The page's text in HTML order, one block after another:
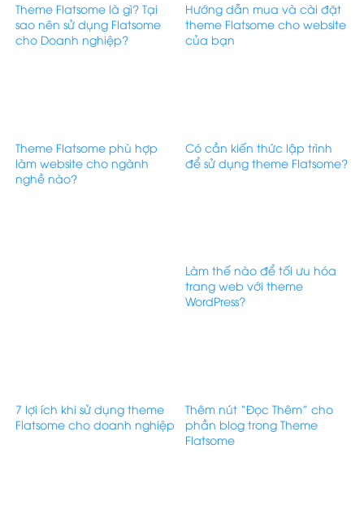
Theme Flatsome là gì? Tại
sao nên sử dụng Flatsome
cho Doanh nghiệp?
Hướng dẫn mua và cài đặt
theme Flatsome cho website
của bạn
Theme Flatsome phù hợp
làm website cho ngành
nghề nào?
Có cần kiến thức lập trình
để sử dụng theme Flatsome?
Làm thế nào để tối ưu hóa
trang web với theme
WordPress?
7 lợi ích khi sử dụng theme
Flatsome cho doanh nghiệp
Thêm nút “Đọc Thêm” cho
phần blog trong Theme
Flatsome